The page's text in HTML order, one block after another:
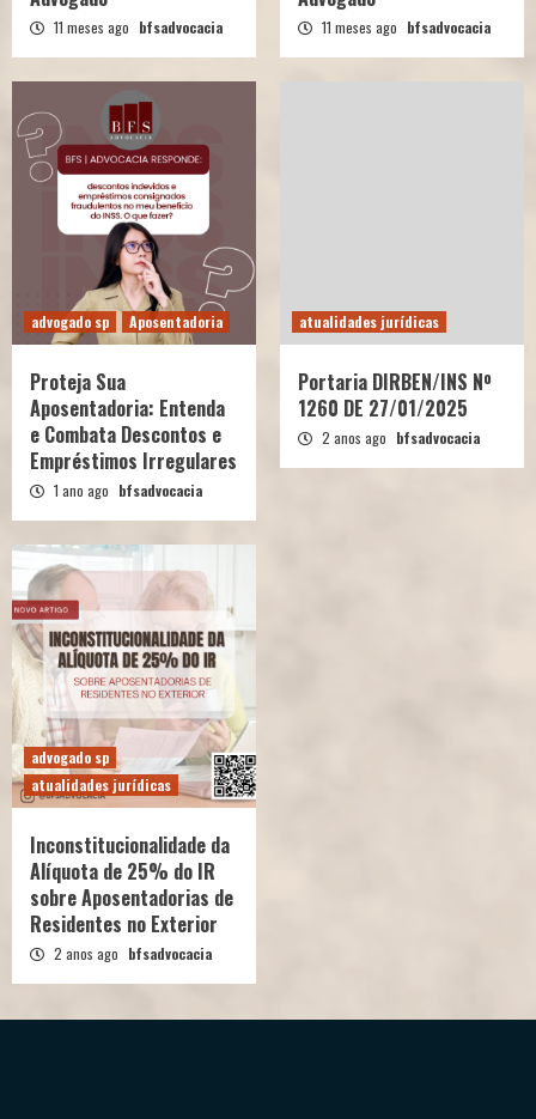
11 meses ago bfsadvocacia 11 meses ago bfsadvocacia
advogado sp Aposentadoria
Proteja Sua
Aposentadoria: Entenda
e Combata Descontos e
Empréstimos Irregulares
1 ano ago bfsadvocacia
atualidades jurídicas
Portaria DIRBEN/INS Nº
1260 DE 27/01/2025
2 anos ago bfsadvocacia
advogado sp
atualidades jurídicas
Inconstitucionalidade da
Alíquota de 25% do IR
sobre Aposentadorias de
Residentes no Exterior
2 anos ago bfsadvocacia